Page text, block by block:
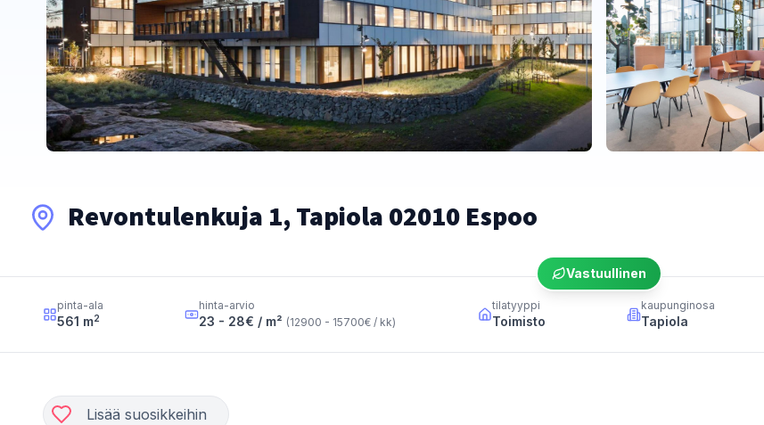
Revontulenkuja 1, Tapiola 02010 Espoo
Vastuullinen
pinta-ala
561 m2
hinta-arvio
23 - 28€ / m² (12900 - 15700€ / kk)
tilatyyppi
Toimisto
kaupunginosa
Tapiola
Lisää suosikkeihin